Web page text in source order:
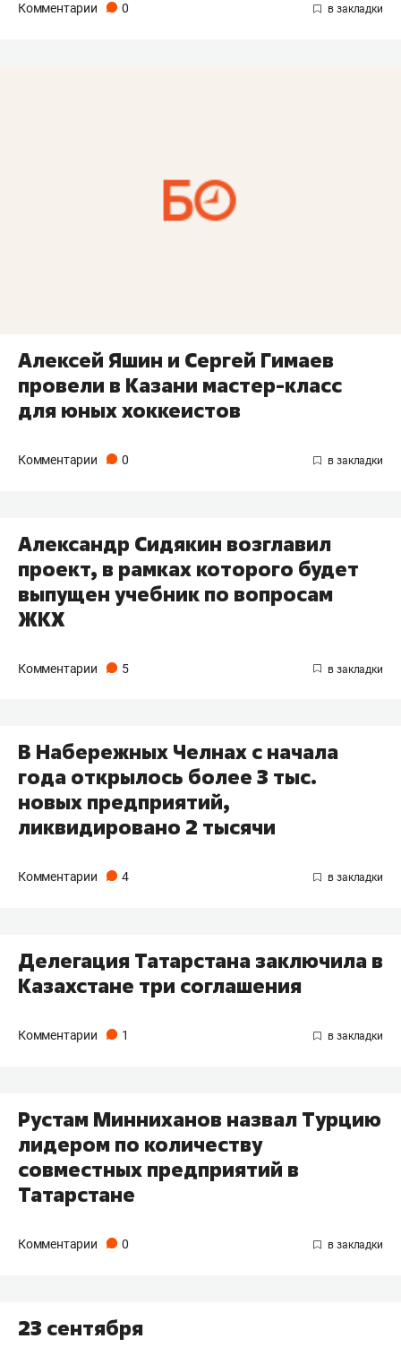
Комментарии 0
Алексей Яшин и Сергей Гимаев
провели в Казани мастер-класс
для юных хоккеистов
Комментарии 0
Александр Сидякин возглавил
проект, в рамках которого будет
выпущен учебник по вопросам
ЖКХ
Комментарии 5
В Набережных Челнах с начала
года открылось более 3 тыс.
новых предприятий,
ликвидировано 2 тысячи
Комментарии 4
Делегация Татарстана заключила в
Казахстане три соглашения
Комментарии 1
Рустам Минниханов назвал Турцию
лидером по количеству
совместных предприятий в
Татарстане
Комментарии 0
23 сентября